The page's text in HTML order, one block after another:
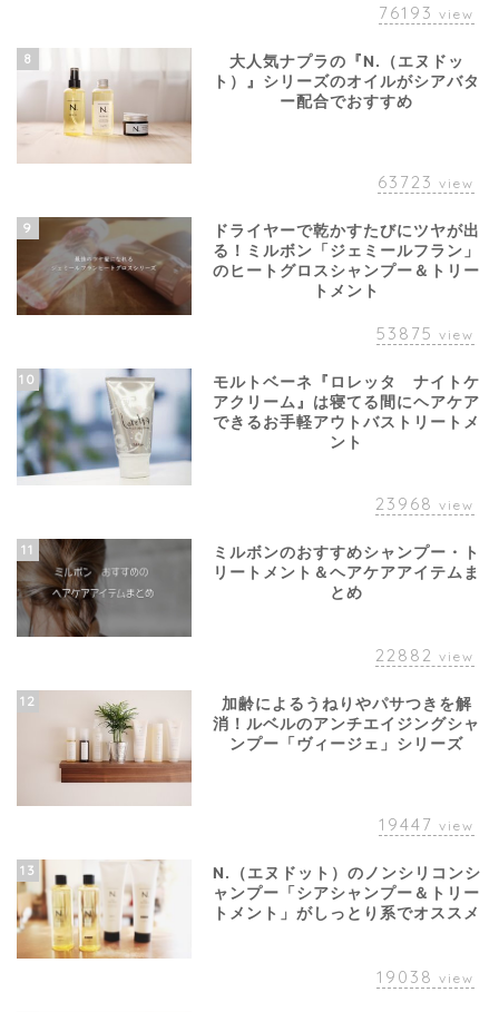
76193 view
8
大人気ナプラの『N.（エヌドッ
ト）』シリーズのオイルがシアバタ
ー配合でおすすめ
63723 view
9
ドライヤーで乾かすたびにツヤが出
る！ミルボン「ジェミールフラン」
のヒートグロスシャンプー＆トリー
トメント
53875 view
10
モルトベーネ『ロレッタ ナイトケ
アクリーム』は寝てる間にヘアケア
できるお手軽アウトバストリートメ
ント
23968 view
11
ミルボンのおすすめシャンプー・ト
リートメント＆ヘアケアアイテムま
とめ
22882 view
12
加齢によるうねりやパサつきを解
消！ルベルのアンチエイジングシャ
ンプー「ヴィージェ」シリーズ
19447 view
13
N.（エヌドット）のノンシリコンシ
ャンプー「シアシャンプー＆トリー
トメント」がしっとり系でオススメ
19038 view